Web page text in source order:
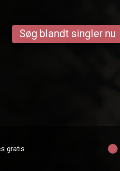
Søg blandt singler nu
gratis